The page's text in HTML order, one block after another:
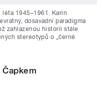
léta 1945–1961. Karin
dosavadní paradigma
zahlazenou historii stále
stereotypů o „černé